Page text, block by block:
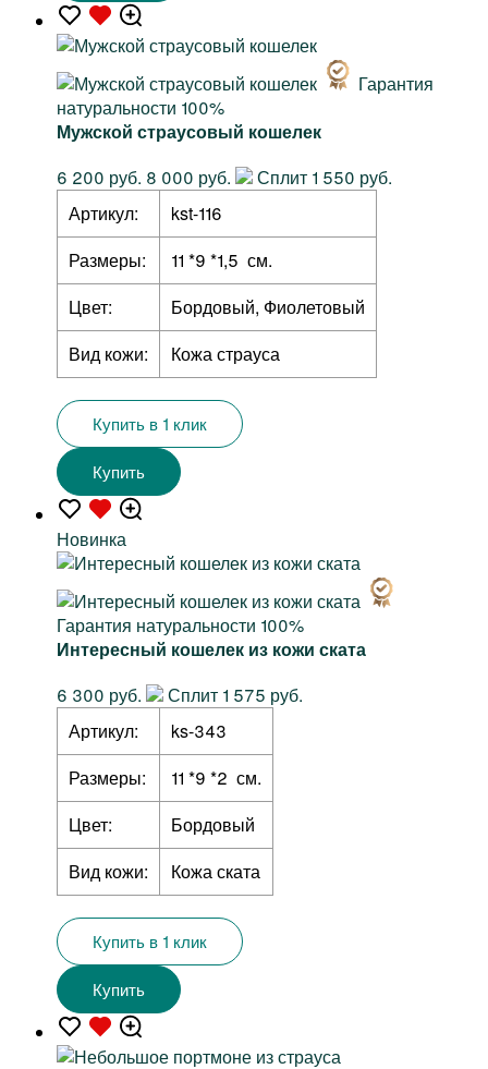
Гарантия
натуральности 100%
Мужской страусовый кошелек
6 200 руб. 8 000 руб.
Сплит 1 550 руб.
Артикул:
kst-116
Размеры:
11 *9 *1,5 см.
Цвет:
Бордовый, Фиолетовый
Вид кожи:
Кожа страуса
Купить в 1 клик
Купить
Новинка
Гарантия натуральности 100%
Интересный кошелек из кожи ската
6 300 руб.
Сплит 1 575 руб.
Артикул:
ks-343
Размеры:
11 *9 *2 см.
Цвет:
Бордовый
Вид кожи:
Кожа ската
Купить в 1 клик
Купить